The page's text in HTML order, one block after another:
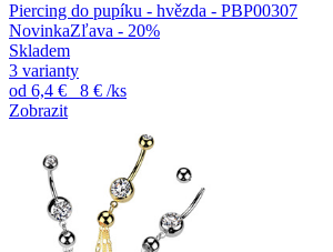
Piercing do pupíku - hvězda - PBP00307
NovinkaZľava - 20%
Skladem
3 varianty
od 6,4 € 8 € /ks
Zobrazit